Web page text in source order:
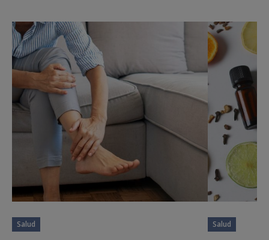
Salud Salud